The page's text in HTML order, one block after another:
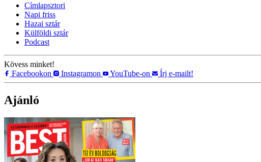
Címlapsztori
Napi friss
Hazai sztár
Külföldi sztár
Podcast
Kövess minket!
Facebookon
Instagramon YouTube-on Írj e-mailt!
Ajánló